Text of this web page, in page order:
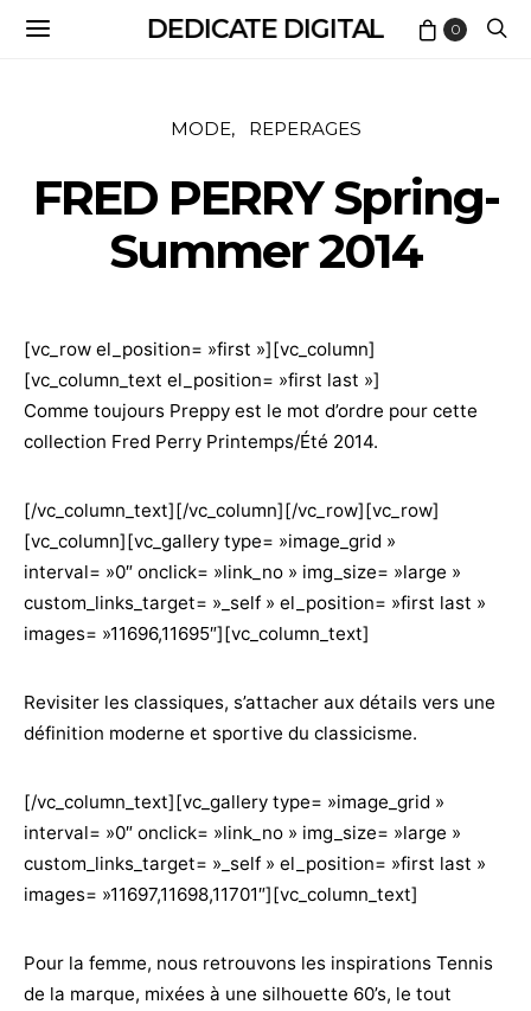
DEDICATE DIGITAL 0
MODE REPERAGES
FRED PERRY Spring-
Summer 2014
[vc_row el_position= »first »][vc_column]
[vc_column_text el_position= »first last »]
Comme toujours Preppy est le mot d’ordre pour cette
collection Fred Perry Printemps/Été 2014.
[/vc_column_text][/vc_column][/vc_row][vc_row]
[vc_column][vc_gallery type= »image_grid »
interval= »0″ onclick= »link_no » img_size= »large »
custom_links_target= »_self » el_position= »first last »
images= »11696,11695″][vc_column_text]
Revisiter les classiques, s’attacher aux détails vers une
définition moderne et sportive du classicisme.
[/vc_column_text][vc_gallery type= »image_grid »
interval= »0″ onclick= »link_no » img_size= »large »
custom_links_target= »_self » el_position= »first last »
images= »11697,11698,11701″][vc_column_text]
Pour la femme, nous retrouvons les inspirations Tennis
de la marque, mixées à une silhouette 60’s, le tout